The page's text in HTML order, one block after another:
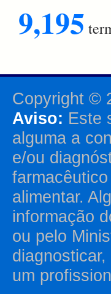
9,195
Copyright ©
Aviso: Este
alguma a
e/ou
alimentar.
informação
ou pelo
um